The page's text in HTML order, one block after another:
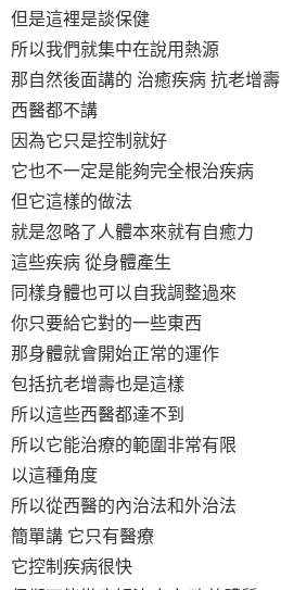
但是這裡是談保健
所以我們就集中在說用熱源
那自然後面講的 治癒疾病 抗老增壽
西醫都不講
因為它只是控制就好
它也不一定是能夠完全根治疾病
但它這樣的做法
就是忽略了人體本來就有自癒力
這些疾病 從身體產生
同樣身體也可以自我調整過來
你只要給它對的一些東西
那身體就會開始正常的運作
包括抗老增壽也是這樣
所以這些西醫都達不到
所以它能治療的範圍非常有限
以這種角度
所以從西醫的內治法和外治法
簡單講 它只有醫療
它控制疾病很快